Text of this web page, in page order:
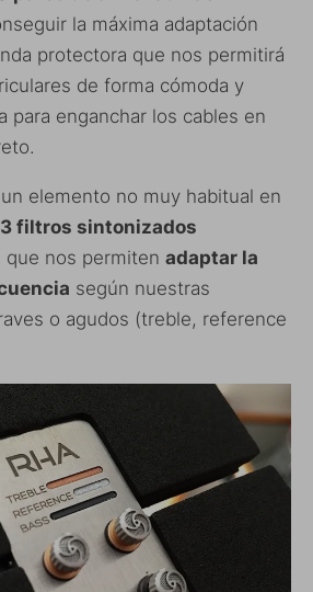
la máxima adaptación
protectora que nos permitirá
de forma cómoda y
para enganchar los cables en
elemento no muy habitual en
3 filtros sintonizados
que nos permiten adaptar la
según nuestras
o agudos (treble, reference